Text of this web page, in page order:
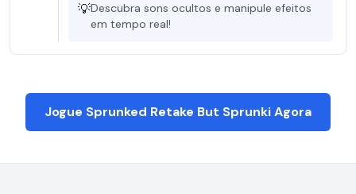
💡Descubra sons ocultos e manipule efeitos
em tempo real!
Jogue Sprunked Retake But Sprunki Agora